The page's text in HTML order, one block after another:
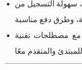
، سهولة التسجيل من
مع مصطلحات تقنية